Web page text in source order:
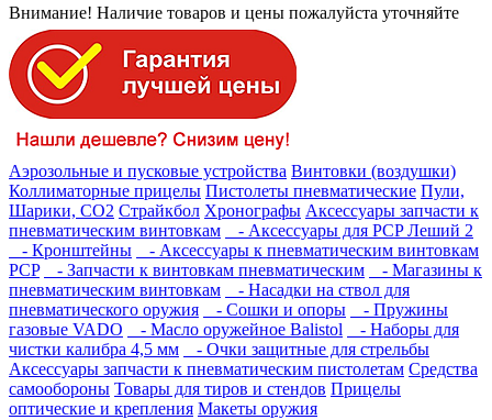
Внимание! Наличие товаров и цены пожалуйста уточняйте
Аэрозольные и пусковые устройства Винтовки (воздушки)
Коллиматорные прицелы Пистолеты пневматические Пули,
Шарики, СО2 Страйкбол Хронографы Аксессуары запчасти к
пневматическим винтовкам
- Аксессуары для PCP Леший 2
- Кронштейны
- Аксессуары к пневматическим винтовкам
PCP
- Запчасти к винтовкам пневматическим
- Магазины к
пневматическим винтовкам
- Насадки на ствол для
пневматического оружия
- Сошки и опоры
- Пружины
газовые VADO
- Масло оружейное Balistol
- Наборы для
чистки калибра 4,5 мм
- Очки защитные для стрельбы
Аксессуары запчасти к пневматическим пистолетам Средства
самообороны Товары для тиров и стендов Прицелы
оптические и крепления Макеты оружия